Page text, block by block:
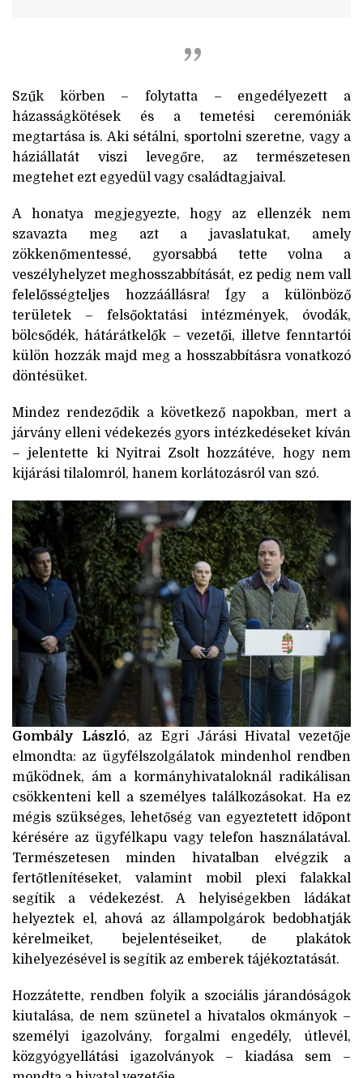
Szűk körben – folytatta – engedélyezett a
házasságkötések és a temetési ceremóniák
megtartása is. Aki sétálni, sportolni szeretne, vagy a
háziállatát viszi levegőre, az természetesen
megtehet ezt egyedül vagy családtagjaival.
A honatya megjegyezte, hogy az ellenzék nem
szavazta meg azt a javaslatukat, amely
zökkenőmentessé, gyorsabbá tette volna a
veszélyhelyzet meghosszabbítását, ez pedig nem vall
felelősségteljes hozzáállásra! Így a különböző
területek – felsőoktatási intézmények, óvodák,
bölcsődék, hátárátkelők ­­– ­vezetői, illetve fenntartói
külön hozzák majd meg a hosszabbításra vonatkozó
döntésüket.
Mindez rendeződik a következő napokban, mert a
járvány elleni védekezés gyors intézkedéseket kíván
– jelentette ki Nyitrai Zsolt hozzátéve, hogy nem
kijárási tilalomról, hanem korlátozásról van szó.
Gombály László, az Egri Járási Hivatal vezetője
elmondta: az ügyfélszolgálatok mindenhol rendben
működnek, ám a kormányhivataloknál radikálisan
csökkenteni kell a személyes találkozásokat. Ha ez
mégis szükséges, lehetőség van egyeztetett időpont
kérésére az ügyfélkapu vagy telefon használatával.
Természetesen minden hivatalban elvégzik a
fertőtlenítéseket, valamint mobil plexi falakkal
segítik a védekezést. A helyiségekben ládákat
helyeztek el, ahová az állampolgárok bedobhatják
kérelmeiket, bejelentéseiket, de plakátok
kihelyezésével is segítik az emberek tájékoztatását.
Hozzátette, rendben folyik a szociális járandóságok
kiutalása, de nem szünetel a hivatalos okmányok –
személyi igazolvány, forgalmi engedély, útlevél,
közgyógyellátási igazolványok – kiadása sem –